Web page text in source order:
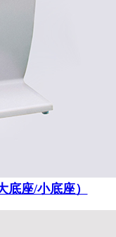
座/小底座）